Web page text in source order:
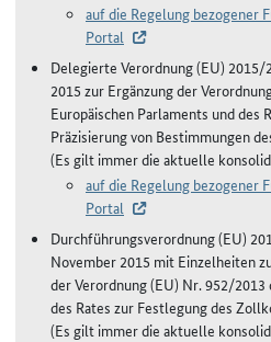
auf die Regelung bezogener
Portal
Delegierte Verordnung (EU)
2015 zur Ergänzung der
Europäischen Parlaments und des
Präzisierung von Bestimmungen
(Es gilt immer die aktuelle
auf die Regelung bezogener
Portal
Durchführungsverordnung (EU)
November 2015 mit Einzelheiten
der Verordnung (EU) Nr. 952/
des Rates zur Festlegung des
(Es gilt immer die aktuelle